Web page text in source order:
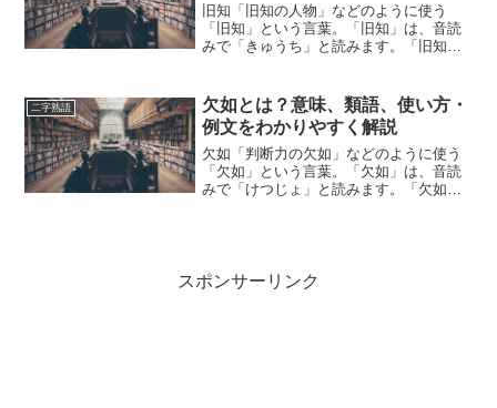
旧知「旧知の人物」などのように使う
「旧知」という言葉。「旧知」は、音読
みで「きゅうち」と読みます。「旧知」
方や類語について、小説などの用例を紹
介しながら、わかりやすく解説...
二字熟語
欠如とは？意味、類語、使い方・
例文をわかりやすく解説
欠如「判断力の欠如」などのように使う
「欠如」という言葉。「欠如」は、音読
みで「けつじょ」と読みます。「欠如」
スポンサーリンク